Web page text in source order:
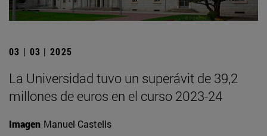
03 | 03 | 2025
La Universidad tuvo un superávit de 39,2
millones de euros en el curso 2023-24
Imagen Manuel Castells